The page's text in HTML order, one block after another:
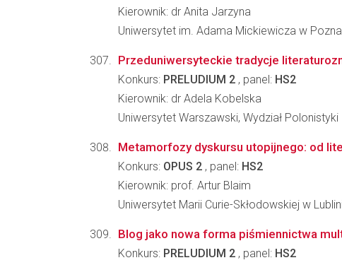
Kierownik: dr Anita Jarzyna
Uniwersytet im. Adama Mickiewicza w
Przeduniwersyteckie tradycje
Konkurs: PRELUDIUM 2 , panel: HS2
Kierownik: dr Adela Kobelska
Uniwersytet Warszawski, Wydział Polonistyki
Metamorfozy dyskursu utopijnego: od
Konkurs: OPUS 2 , panel: HS2
Kierownik: prof. Artur Blaim
Uniwersytet Marii Curie-Skłodowskiej w
Blog jako nowa forma piśmiennictwa
Konkurs: PRELUDIUM 2 , panel: HS2